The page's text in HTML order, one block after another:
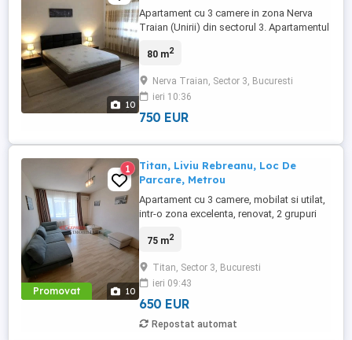
10
Apartament cu 3 camere in zona Nerva
Traian (Unirii) din sectorul 3. Apartamentul
reabilitat, cu vedere pe ambele parti.
mp, este mobilat modern si utilat complet.
Acesta dispune de urmatoarele dotari: aer
conditionat, masina ...
80 m2
Nerva Traian, Sector 3, Bucuresti
ieri 10:36
750 EUR
Promovat 10
1
Titan, Liviu Rebreanu, Loc De
Parcare, Metrou
Apartament cu 3 camere, mobilat si utilat,
intr-o zona excelenta, renovat, 2 grupuri
PARCARE, luminos, spatii de depozitare,
reabilitat. 1 luna chirie + 1 luna garantie
75 m2
Titan, Sector 3, Bucuresti
ieri 09:43
650 EUR
Repostat automat